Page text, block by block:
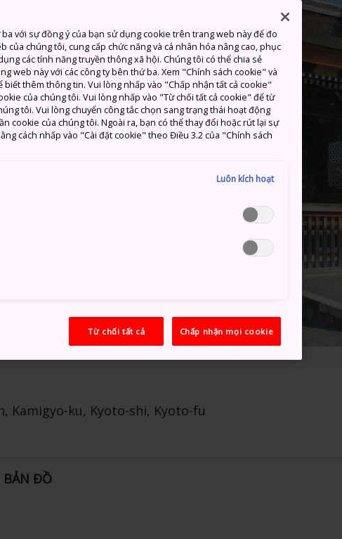
Kamigyo-ku, Kyoto-shi, Kyoto-fu
BẢN ĐỒ
với sự đồng ý của bạn sử dụng cookie trên trang web này để đo
của chúng tôi, cung cấp chức năng và cá nhân hóa nâng cao, phục
các tính năng truyền thông xã hội. Chúng tôi có thể chia sẻ
web này với các công ty bên thứ ba. Xem "Chính sách cookie" và
biết thêm thông tin. Vui lòng nhấp vào "Chấp nhận tất cả cookie"
của chúng tôi. Vui lòng nhấp vào "Từ chối tất cả cookie" để từ
tôi. Vui lòng chuyển công tắc chọn sang trạng thái hoạt động
cookie của chúng tôi. Ngoài ra, bạn có thể thay đổi hoặc rút lại sự
cách nhấp vào "Cài đặt cookie" theo Điều 3.2 của "Chính sách
Luôn kích hoạt
Từ chối tất cả Chấp nhận mọi cookie